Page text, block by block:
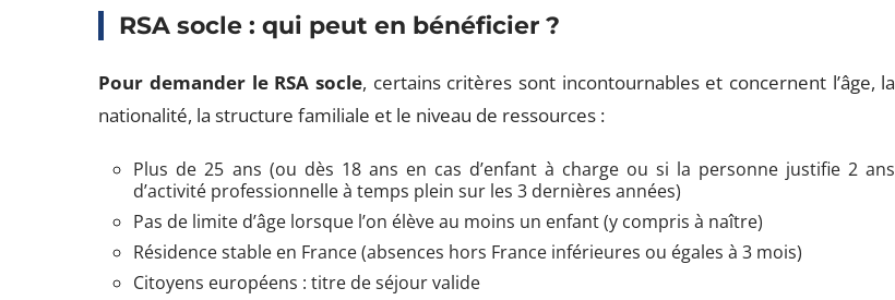
RSA socle : qui peut en bénéficier ?
Pour demander le RSA socle, certains critères sont incontournables et concernent l’âge, la
nationalité, la structure familiale et le niveau de ressources :
Plus de 25 ans (ou dès 18 ans en cas d’enfant à charge ou si la personne justifie 2 ans
d’activité professionnelle à temps plein sur les 3 dernières années)
Pas de limite d’âge lorsque l’on élève au moins un enfant (y compris à naître)
Résidence stable en France (absences hors France inférieures ou égales à 3 mois)
Citoyens européens : titre de séjour valide